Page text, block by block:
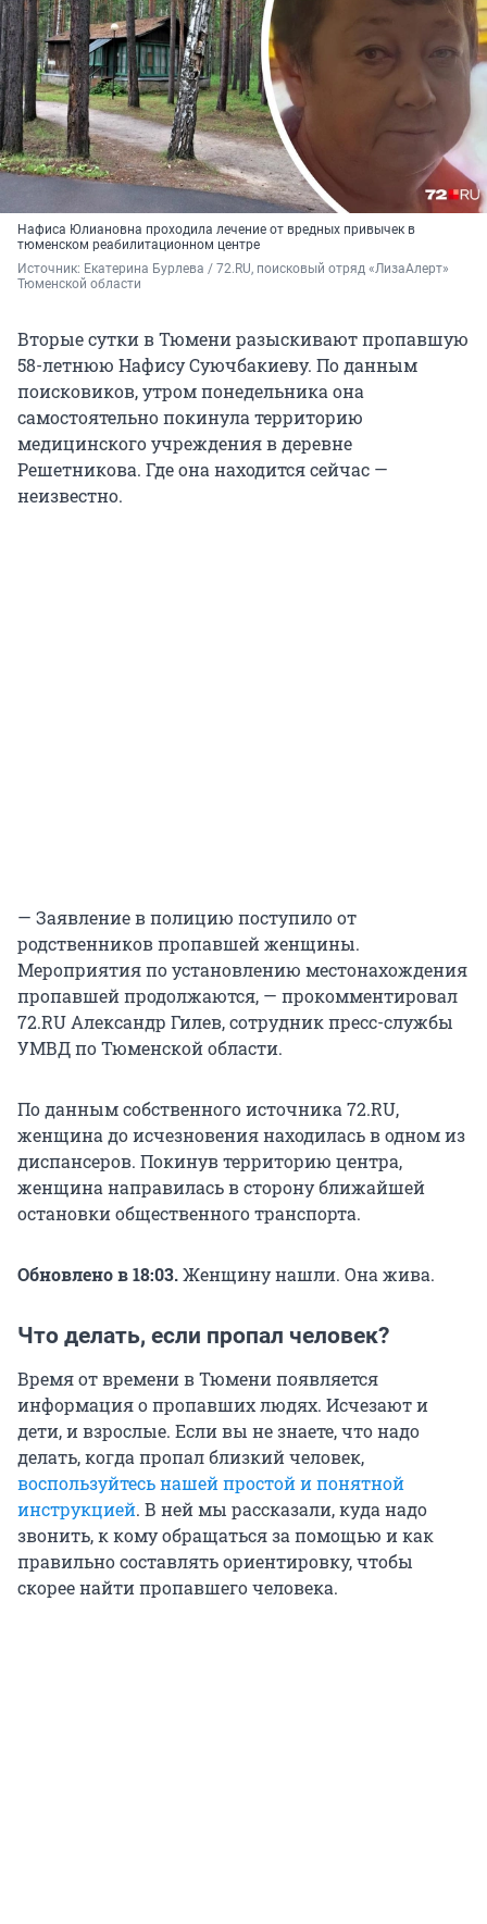
Нафиса Юлиановна проходила лечение от вредных привычек в
тюменском реабилитационном центре
Источник: Екатерина Бурлева / 72.RU, поисковый отряд «ЛизаАлерт»
Тюменской области
Вторые сутки в Тюмени разыскивают пропавшую
58-летнюю Нафису Суючбакиеву. По данным
поисковиков, утром понедельника она
самостоятельно покинула территорию
медицинского учреждения в деревне
Решетникова. Где она находится сейчас —
неизвестно.
— Заявление в полицию поступило от
родственников пропавшей женщины.
Мероприятия по установлению местонахождения
пропавшей продолжаются, — прокомментировал
72.RU Александр Гилев, сотрудник пресс-службы
УМВД по Тюменской области.
По данным собственного источника 72.RU,
женщина до исчезновения находилась в одном из
диспансеров. Покинув территорию центра,
женщина направилась в сторону ближайшей
остановки общественного транспорта.
Обновлено в 18:03.Женщину нашли. Она жива.
Что делать, если пропал человек?
Время от времени в Тюмени появляется
информация о пропавших людях. Исчезают и
дети, и взрослые. Если вы не знаете, что надо
делать, когда пропал близкий человек,
воспользуйтесь нашей простой и понятной
инструкцией. В ней мы рассказали, куда надо
звонить, к кому обращаться за помощью и как
правильно составлять ориентировку, чтобы
скорее найти пропавшего человека.